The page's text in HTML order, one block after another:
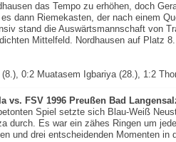
das Tempo zu erhöhen, doch
dann Riemekasten, der nach einem
stand die Auswärtsmannschaft von
Mittelfeld. Nordhausen auf Platz
0:2 Muatasem Igbariya (28.), 1:2
vs. FSV 1996 Preußen Bad
Spiel setzte sich Blau-Weiß
durch. Es war ein zähes Ringen um
und drei entscheidenden Momenten in